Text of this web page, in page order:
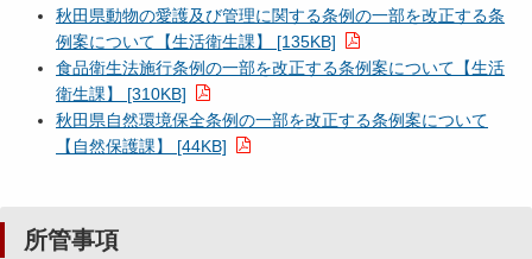
秋田県動物の愛護及び管理に関する条例の一部を改正する条
例案について【生活衛生課】 [135KB]
食品衛生法施行条例の一部を改正する条例案について【生活
衛生課】 [310KB]
秋田県自然環境保全条例の一部を改正する条例案について
【自然保護課】 [44KB]
所管事項